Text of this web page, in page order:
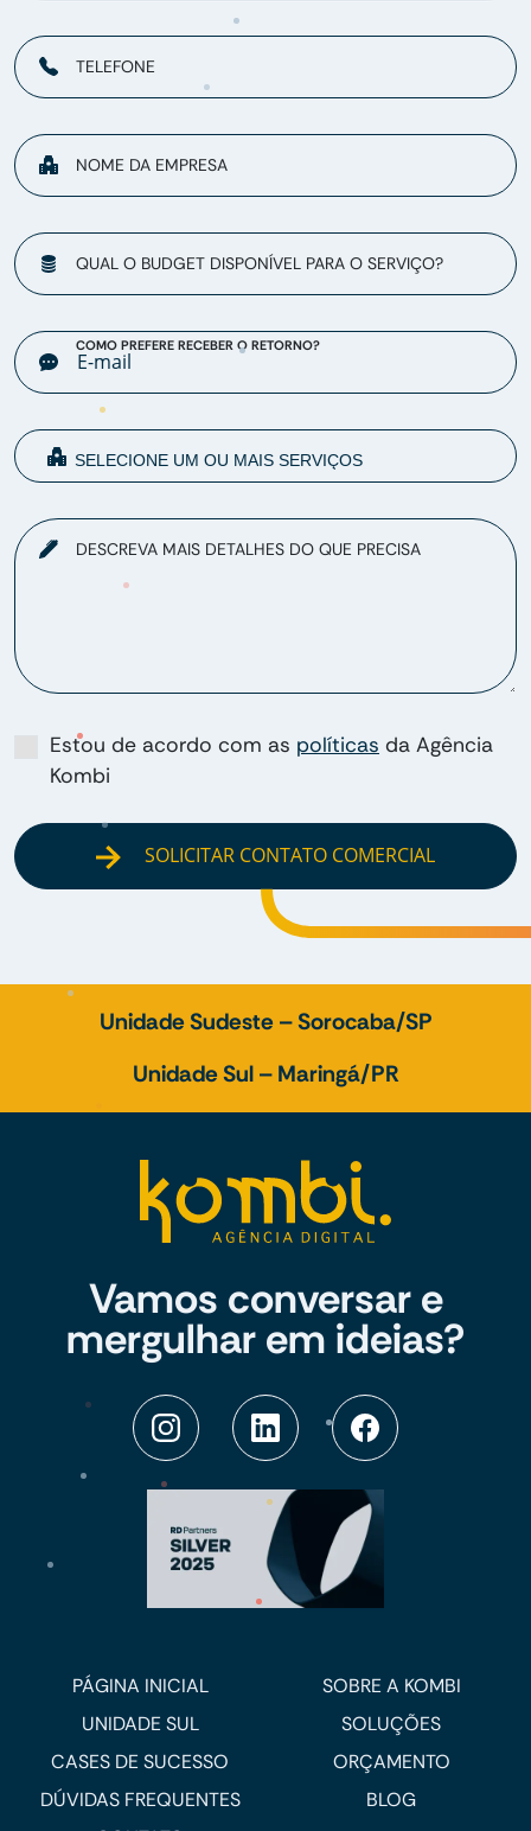
TELEFONE
NOME DA EMPRESA
QUAL O BUDGET DISPONÍVEL PARA O SERVIÇO?
COMO PREFERE RECEBER O RETORNO?
DESCREVA MAIS DETALHES DO QUE PRECISA
Estou de acordo com as políticas da Agência
Kombi
SOLICITAR CONTATO COMERCIAL
Unidade Sudeste – Sorocaba/SP
Unidade Sul – Maringá/PR
Vamos conversar e
mergulhar em ideias?
PÁGINA INICIAL
SOBRE A KOMBI
UNIDADE SUL
SOLUÇÕES
CASES DE SUCESSO
ORÇAMENTO
DÚVIDAS FREQUENTES
BLOG